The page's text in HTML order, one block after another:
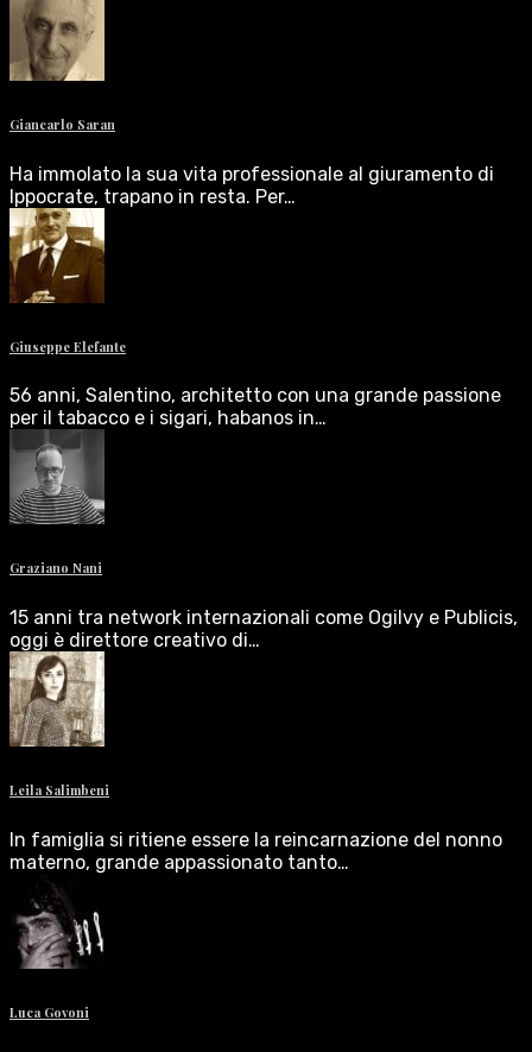
Giancarlo Saran
Ha immolato la sua vita professionale al giuramento di
Ippocrate, trapano in resta. Per…
Giuseppe Elefante
56 anni, Salentino, architetto con una grande passione
per il tabacco e i sigari, habanos in…
Graziano Nani
15 anni tra network internazionali come Ogilvy e Publicis,
oggi è direttore creativo di…
Leila Salimbeni
In famiglia si ritiene essere la reincarnazione del nonno
materno, grande appassionato tanto…
Luca Govoni